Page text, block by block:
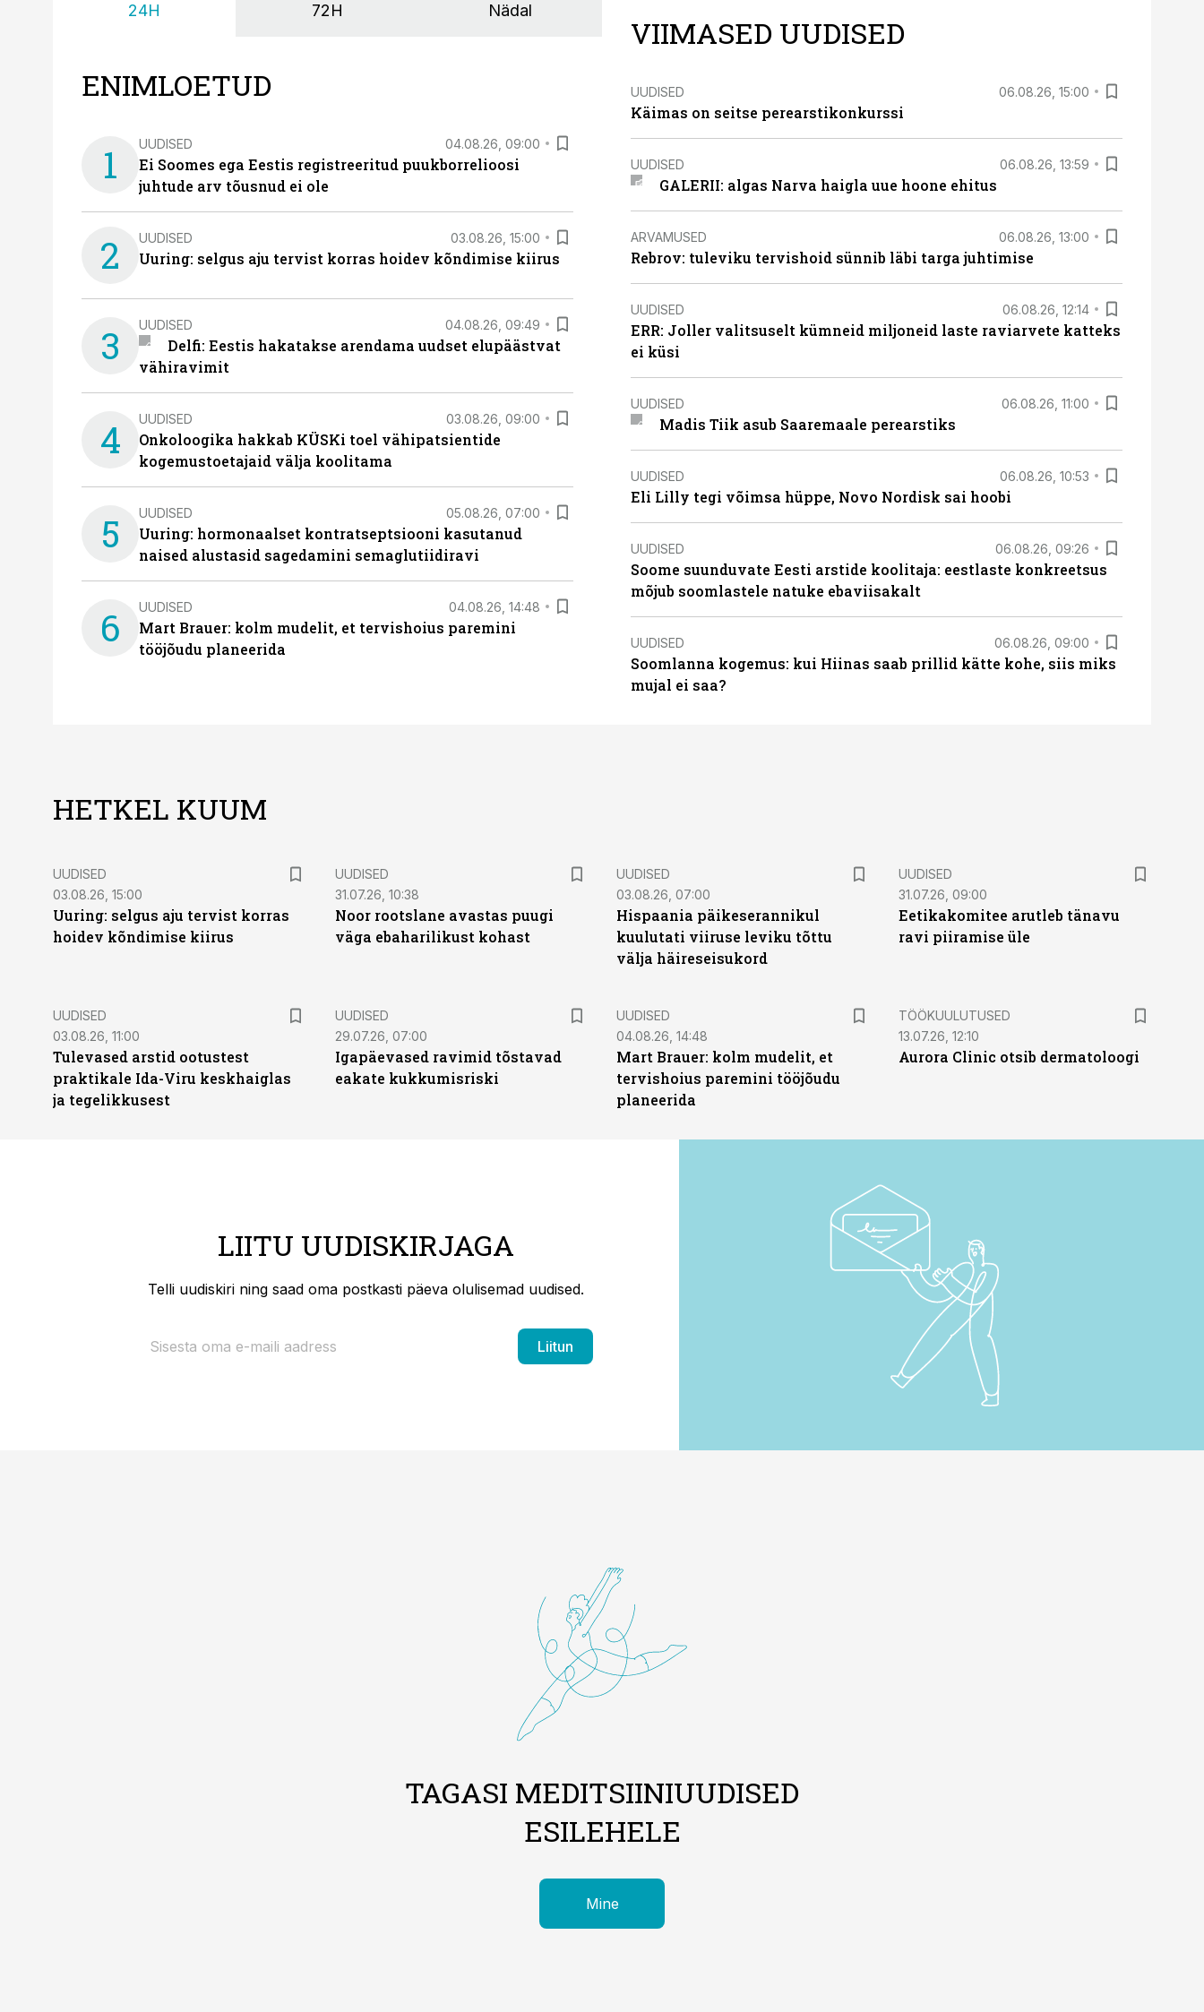
24H 72H Nädal
ENIMLOETUD
1 UUDISED 04.08.26, 09:00
Ei Soomes ega Eestis registreeritud puukborrelioosi
juhtude arv tõusnud ei ole
2 UUDISED 03.08.26, 15:00
Uuring: selgus aju tervist korras hoidev kõndimise kiirus
3 UUDISED 04.08.26, 09:49
Delfi: Eestis hakatakse arendama uudset elupäästvat
vähiravimit
4 UUDISED 03.08.26, 09:00
Onkoloogika hakkab KÜSKi toel vähipatsientide
kogemustoetajaid välja koolitama
5 UUDISED 05.08.26, 07:00
Uuring: hormonaalset kontratseptsiooni kasutanud
naised alustasid sagedamini semaglutiidiravi
6 UUDISED 04.08.26, 14:48
Mart Brauer: kolm mudelit, et tervishoius paremini
tööjõudu planeerida
VIIMASED UUDISED
UUDISED 06.08.26, 15:00
Käimas on seitse perearstikonkurssi
UUDISED 06.08.26, 13:59
GALERII: algas Narva haigla uue hoone ehitus
ARVAMUSED 06.08.26, 13:00
Rebrov: tuleviku tervishoid sünnib läbi targa juhtimise
UUDISED 06.08.26, 12:14
ERR: Joller valitsuselt kümneid miljoneid laste raviarvete katteks
ei küsi
UUDISED 06.08.26, 11:00
Madis Tiik asub Saaremaale perearstiks
UUDISED 06.08.26, 10:53
Eli Lilly tegi võimsa hüppe, Novo Nordisk sai hoobi
UUDISED 06.08.26, 09:26
Soome suunduvate Eesti arstide koolitaja: eestlaste konkreetsus
mõjub soomlastele natuke ebaviisakalt
UUDISED 06.08.26, 09:00
Soomlanna kogemus: kui Hiinas saab prillid kätte kohe, siis miks
mujal ei saa?
HETKEL KUUM
UUDISED
03.08.26, 15:00
Uuring: selgus aju tervist korras
hoidev kõndimise kiirus
UUDISED
31.07.26, 10:38
Noor rootslane avastas puugi
väga ebaharilikust kohast
UUDISED
03.08.26, 07:00
Hispaania päikeserannikul
kuulutati viiruse leviku tõttu
välja häireseisukord
UUDISED
31.07.26, 09:00
Eetikakomitee arutleb tänavu
ravi piiramise üle
UUDISED
03.08.26, 11:00
Tulevased arstid ootustest
praktikale Ida-Viru keskhaiglas
ja tegelikkusest
UUDISED
29.07.26, 07:00
Igapäevased ravimid tõstavad
eakate kukkumisriski
UUDISED
04.08.26, 14:48
Mart Brauer: kolm mudelit, et
tervishoius paremini tööjõudu
planeerida
ST
TÖÖKUULUTUSED
13.07.26, 12:10
Aurora Clinic otsib dermatoloogi
LIITU UUDISKIRJAGA
Telli uudiskiri ning saad oma postkasti päeva olulisemad uudised.
Liitun
TAGASI MEDITSIINIUUDISED
ESILEHELE
Mine